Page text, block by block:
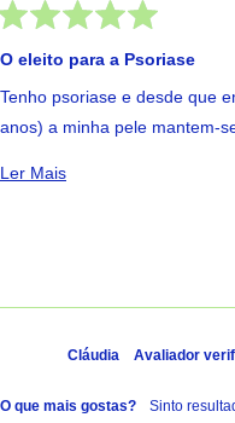
O eleito para a Psoriase
Tenho psoriase e desde que
anos) a minha pele mantem-
Ler MaisLer Mais Sobre Esta
Cláudia Avaliador
O que mais gostas? Sinto